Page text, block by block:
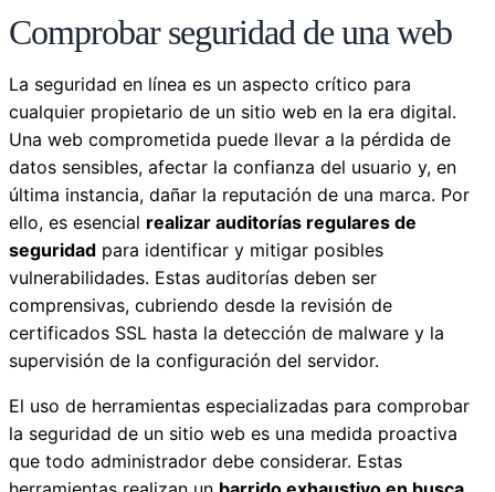
Comprobar seguridad de una web
La seguridad en línea es un aspecto crítico para
cualquier propietario de un sitio web en la era digital.
Una web comprometida puede llevar a la pérdida de
datos sensibles, afectar la confianza del usuario y, en
última instancia, dañar la reputación de una marca. Por
ello, es esencial realizar auditorías regulares de
seguridad para identificar y mitigar posibles
vulnerabilidades. Estas auditorías deben ser
comprensivas, cubriendo desde la revisión de
certificados SSL hasta la detección de malware y la
supervisión de la configuración del servidor.
El uso de herramientas especializadas para comprobar
la seguridad de un sitio web es una medida proactiva
que todo administrador debe considerar. Estas